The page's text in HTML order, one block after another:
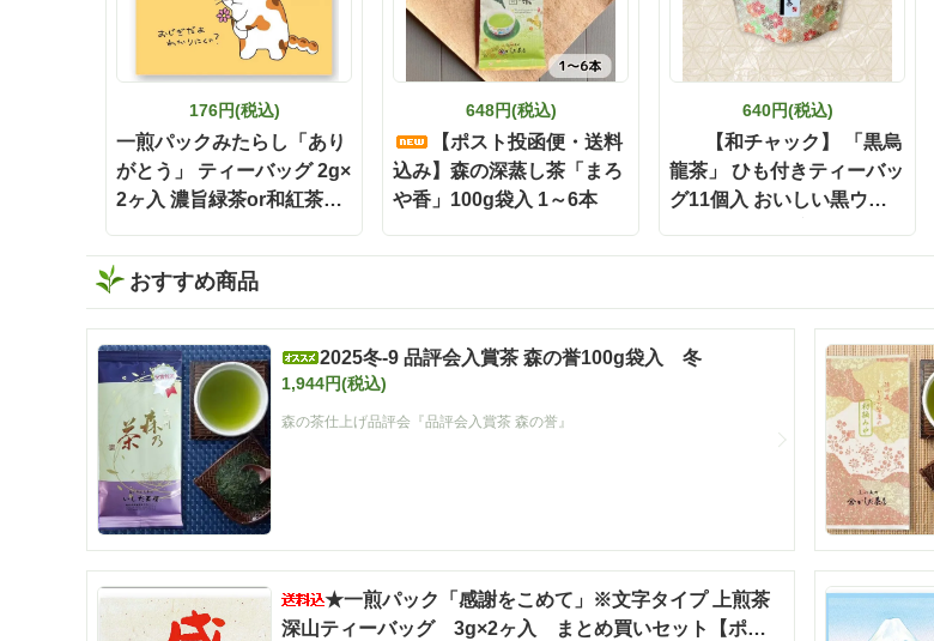
176円(税込)
一煎パックみたらし「あり
がとう」 ティーバッグ 2g×
2ヶ入 濃旨緑茶or和紅茶or
648円(税込)
【ポスト投函便・送料
込み】森の深蒸し茶「まろ
や香」100g袋入 1～6本
640円(税込)
【和チャック】 「黒烏
龍茶」 ひも付きティーバッ
グ11個入 おいしい黒ウー
おすすめ商品
2025冬-9 品評会入賞茶 森の誉100g袋入 冬
1,944円(税込)
森の茶仕上げ品評会『品評会入賞茶 森の誉』
★一煎パック「感謝をこめて」※文字タイプ 上煎茶
深山ティーバッグ 3g×2ヶ入 まとめ買いセット【ポス